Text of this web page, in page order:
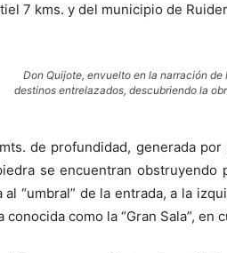
7 kms. y del municipio de
Don Quijote, envuelto en la narración
destinos entrelazados, descubriendo la
de profundidad, generada
se encuentran
“umbral” de la entrada, a la
como la “Gran Sala”,